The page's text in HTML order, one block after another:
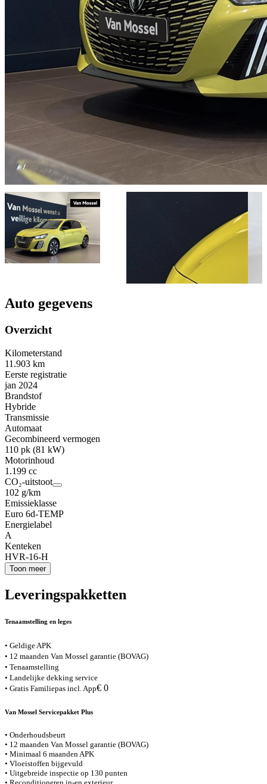
Auto gegevens
Overzicht
Kilometerstand
11.903 km
Eerste registratie
jan 2024
Brandstof
Hybride
Transmissie
Automaat
Gecombineerd vermogen
110 pk (81 kW)
Motorinhoud
1.199 cc
CO₂-uitstoot
102 g/km
Emissieklasse
Euro 6d-TEMP
Energielabel
A
Kenteken
HVR-16-H
Toon meer
Leveringspakketten
Tenaamstelling en leges
• Geldige APK
• 12 maanden Van Mossel garantie (BOVAG)
• Tenaamstelling
• Landelijke dekking service
• Gratis Familiepas incl. App€ 0
Van Mossel Servicepakket Plus
• Onderhoudsbeurt
• 12 maanden Van Mossel garantie (BOVAG)
• Minimaal 6 maanden APK
• Vloeistoffen bijgevuld
• Uitgebreide inspectie op 130 punten
• Reconditioneren in-en exterieur